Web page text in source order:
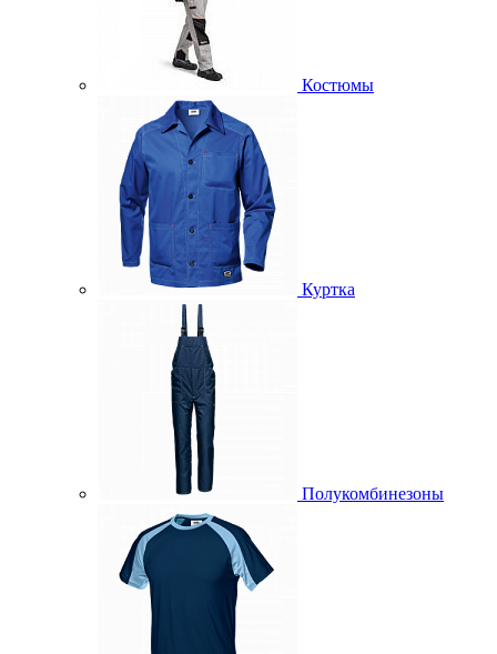
Костюмы
Куртка
Полукомбинезоны